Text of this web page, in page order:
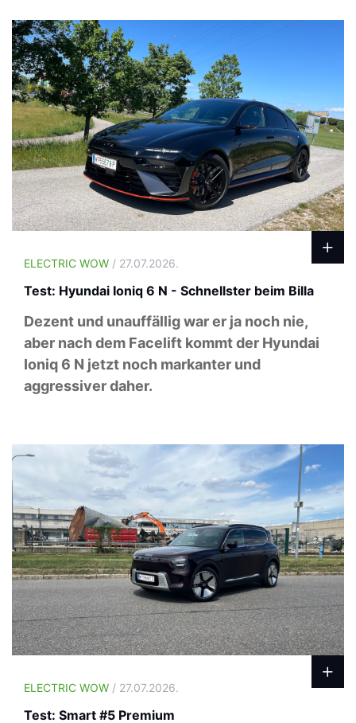
ELECTRIC WOW / 27.07.2026.
Test: Hyundai Ioniq 6 N - Schnellster beim Billa
Dezent und unauffällig war er ja noch nie,
aber nach dem Facelift kommt der Hyundai
Ioniq 6 N jetzt noch markanter und
aggressiver daher.
ELECTRIC WOW / 27.07.2026.
Test: Smart #5 Premium